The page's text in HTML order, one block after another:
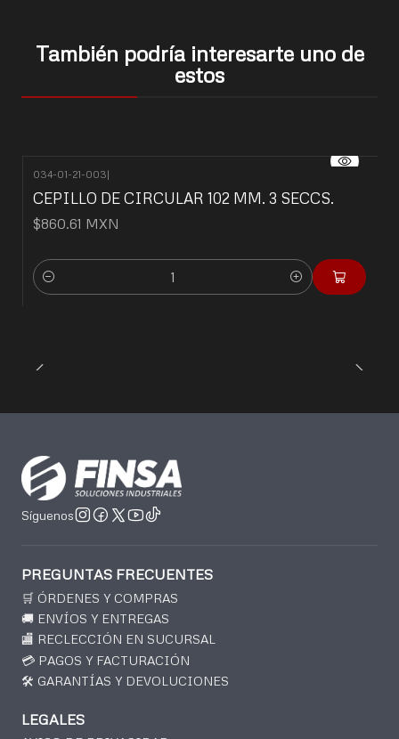
También podría interesarte uno de
estos
034-01-21-003|
CEPILLO DE CIRCULAR 102 MM. 3 SECCS.
$860.61 MXN
Cantidad
Síguenos
PREGUNTAS FRECUENTES
🛒 ÓRDENES Y COMPRAS
🚚 ENVÍOS Y ENTREGAS
🏬 RECLECCIÓN EN SUCURSAL
💳 PAGOS Y FACTURACIÓN
🛠️ GARANTÍAS Y DEVOLUCIONES
LEGALES